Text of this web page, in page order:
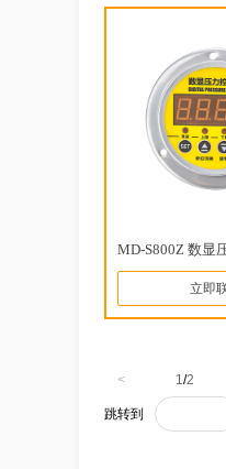
MD-S800Z 数显
立即
< 1/2
跳转到